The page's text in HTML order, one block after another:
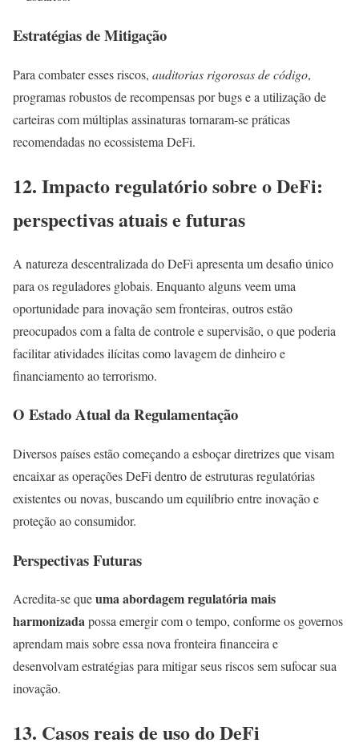
Estratégias de Mitigação
Para combater esses riscos, auditorias rigorosas de código,
programas robustos de recompensas por bugs e a utilização de
carteiras com múltiplas assinaturas tornaram-se práticas
recomendadas no ecossistema DeFi.
12. Impacto regulatório sobre o DeFi:
perspectivas atuais e futuras
A natureza descentralizada do DeFi apresenta um desafio único
para os reguladores globais. Enquanto alguns veem uma
oportunidade para inovação sem fronteiras, outros estão
preocupados com a falta de controle e supervisão, o que poderia
facilitar atividades ilícitas como lavagem de dinheiro e
financiamento ao terrorismo.
O Estado Atual da Regulamentação
Diversos países estão começando a esboçar diretrizes que visam
encaixar as operações DeFi dentro de estruturas regulatórias
existentes ou novas, buscando um equilíbrio entre inovação e
proteção ao consumidor.
Perspectivas Futuras
Acredita-se queuma abordagem regulatória mais
harmonizadapossa emergir com o tempo, conforme os governos
aprendam mais sobre essa nova fronteira financeira e
desenvolvam estratégias para mitigar seus riscos sem sufocar sua
inovação.
13. Casos reais de uso do DeFi